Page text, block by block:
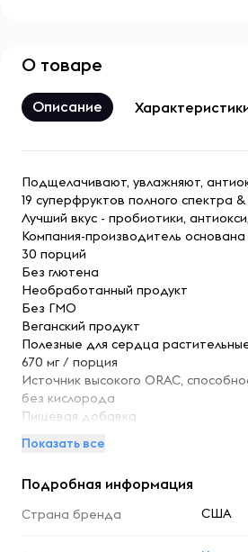
О товаре
Описание
Подщелачивают, увлажняют,
19 суперфруктов полного спектра
Лучший вкус - пробиотики,
Компания-производитель основана
30 порций
Без глютена
Необработанный продукт
Без ГМО
Веганский продукт
Полезные для сердца
670 мг / порция
Источник высокого ORAC,
без кислорода
Пищевая добавка
генеральный директор
Miracle Reds - это научно
суперфруктов, трав, экстрактов,
Показать все
Подробная информация
Страна бренда США